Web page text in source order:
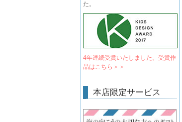
た。
4年連続受賞いたしました。受賞作
品はこちら＞＞
本店限定サービス